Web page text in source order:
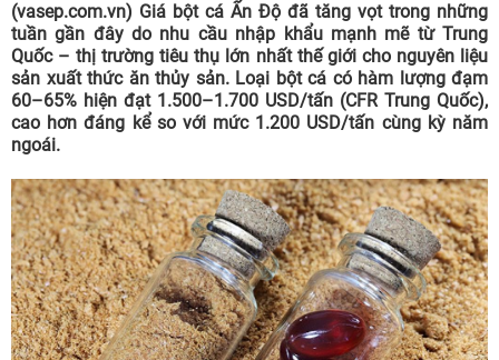
(vasep.com.vn) Giá bột cá Ấn Độ đã tăng vọt trong những
tuần gần đây do nhu cầu nhập khẩu mạnh mẽ từ Trung
Quốc – thị trường tiêu thụ lớn nhất thế giới cho nguyên liệu
sản xuất thức ăn thủy sản. Loại bột cá có hàm lượng đạm
60–65% hiện đạt 1.500–1.700 USD/tấn (CFR Trung Quốc),
cao hơn đáng kể so với mức 1.200 USD/tấn cùng kỳ năm
ngoái.